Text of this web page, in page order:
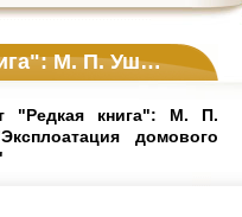
домового водопровода и канализации"
"Редкая книга": М. П.
домового